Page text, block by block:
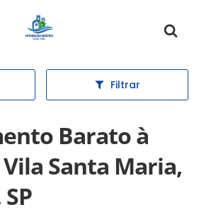
Página inicial
Filtrar
Barato à
Santa Maria,